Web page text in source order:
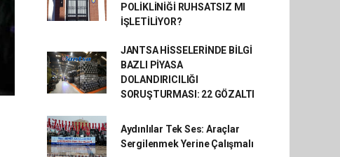
POLİKLİNİĞİ RUHSATSIZ MI
İŞLETİLİYOR?
JANTSA HİSSELERİNDE BİLGİ
BAZLI PİYASA
DOLANDIRICILIĞI
SORUŞTURMASI: 22 GÖZALTI
Aydınlılar Tek Ses: Araçlar
Sergilenmek Yerine Çalışmalı